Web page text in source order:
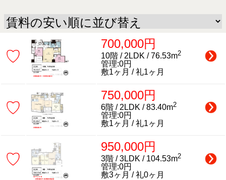
♡
700,000円
10階 / 2LDK / 76.53m2
管理:0円
敷1ヶ月 / 礼1ヶ月
♡
750,000円
6階 / 2LDK / 83.40m2
管理:0円
敷1ヶ月 / 礼1ヶ月
♡
950,000円
3階 / 3LDK / 104.53m2
管理:0円
敷3ヶ月 / 礼0ヶ月